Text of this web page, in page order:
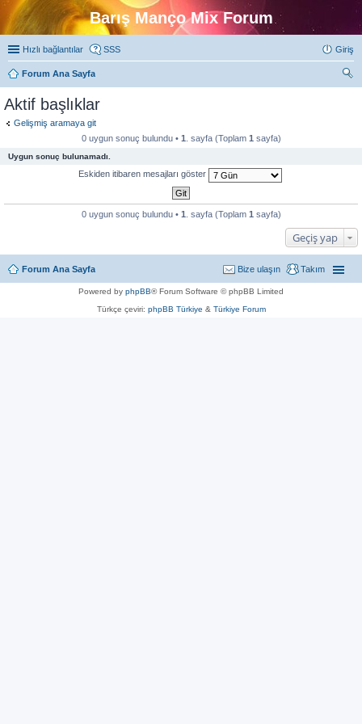
Barış Manço Mix Forum
Hızlı bağlantılar SSS Giriş
Forum Ana Sayfa
Aktif başlıklar
Gelişmiş aramaya git
0 uygun sonuç bulundu • 1 . sayfa (Toplam 1 sayfa)
Uygun sonuç bulunamadı.
Eskiden itibaren mesajları göster
0 uygun sonuç bulundu • 1 . sayfa (Toplam 1 sayfa)
Geçiş yap
Forum Ana Sayfa Takım
Bize ulaşın
Powered by phpBB® Forum Software © phpBB Limited
Türkçe çeviri: phpBB Türkiye & Türkiye Forum